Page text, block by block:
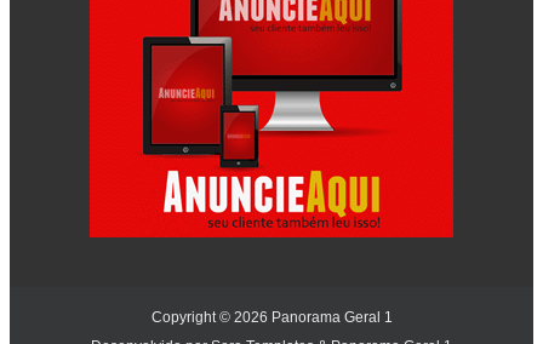
Copyright © 2026 Panorama Geral 1